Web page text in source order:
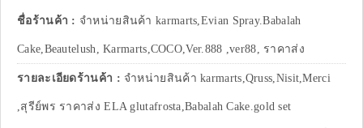
ชื่อร้านค้า : จำหน่ายสินค้า karmarts,Evian Spray.Babalah
Cake,Beautelush, Karmarts,COCO,Ver.888 ,ver88, ราคาส่ง
รายละเอียดร้านค้า : จำหน่ายสินค้า karmarts,Qruss,Nisit,Merci
,สุรีย์พร ราคาส่ง ELA glutafrosta,Babalah Cake.gold set